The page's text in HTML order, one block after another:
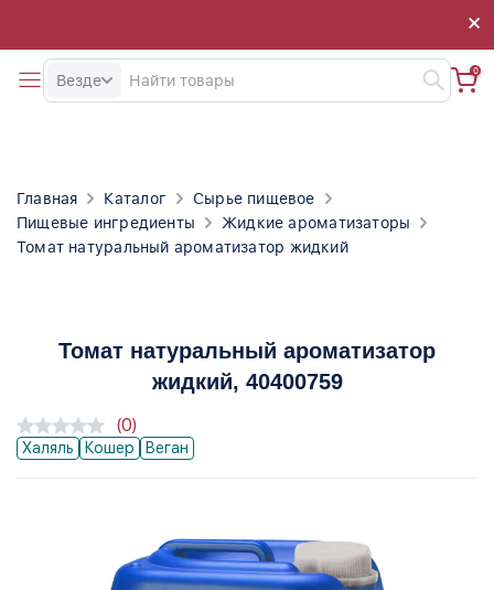
×
×
Везде
0
Главная Каталог
Сырье пищевое
Пищевые ингредиенты
Жидкие ароматизаторы
Томат натуральный ароматизатор жидкий
Томат натуральный ароматизатор
жидкий, 40400759
Халяль Кошер Веган
(0)